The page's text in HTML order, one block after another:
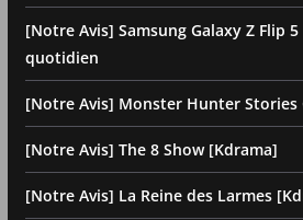
[Notre Avis] Samsung Galaxy Z Flip
quotidien
[Notre Avis] Monster Hunter Stories
[Notre Avis] The 8 Show [Kdrama]
[Notre Avis] La Reine des Larmes